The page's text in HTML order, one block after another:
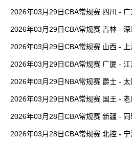
2026年03月29日CBA常规赛 四川 -
2026年03月29日CBA常规赛 吉林 -
2026年03月29日CBA常规赛 山西 -
2026年03月29日CBA常规赛 广厦 -
2026年03月29日NBA常规赛 爵士 -
2026年03月29日NBA常规赛 国王 -
2026年03月28日CBA常规赛 新疆 -
2026年03月28日CBA常规赛 北控 -